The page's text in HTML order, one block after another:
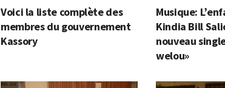
Voici la liste complète des
membres du gouvernement
Kassory
Musique:
Kindia Bill
nouveau
welou»